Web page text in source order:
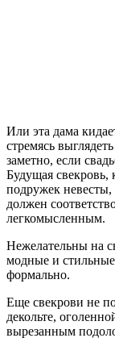
Или эта дама
стремясь
заметно, если
Будущая
подружек
должен
легкомысленным.
Нежелательны на
модные и
формально.
Еще свекрови не
декольте,
вырезанным